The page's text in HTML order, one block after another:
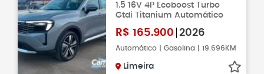
1.5 16V 4P Ecoboost Turbo
Gtdi Titanium Automático
R$ 165.900 2026
Automático | Gasolina | 19.696KM
Limeira